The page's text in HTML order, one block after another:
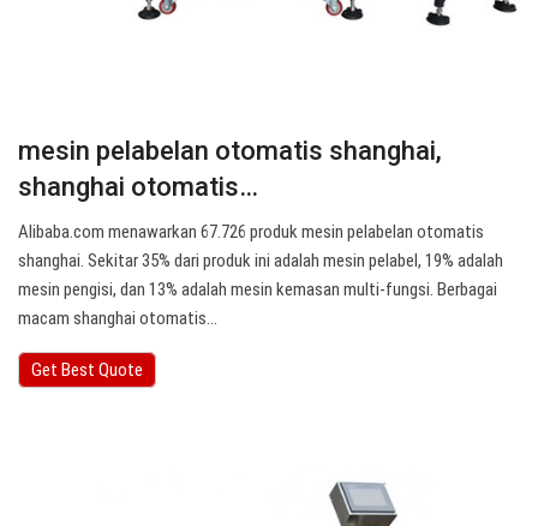
mesin pelabelan otomatis shanghai,
shanghai otomatis…
Alibaba.com menawarkan 67.726 produk mesin pelabelan otomatis
shanghai. Sekitar 35% dari produk ini adalah mesin pelabel, 19% adalah
mesin pengisi, dan 13% adalah mesin kemasan multi-fungsi. Berbagai
macam shanghai otomatis…
Get Best Quote